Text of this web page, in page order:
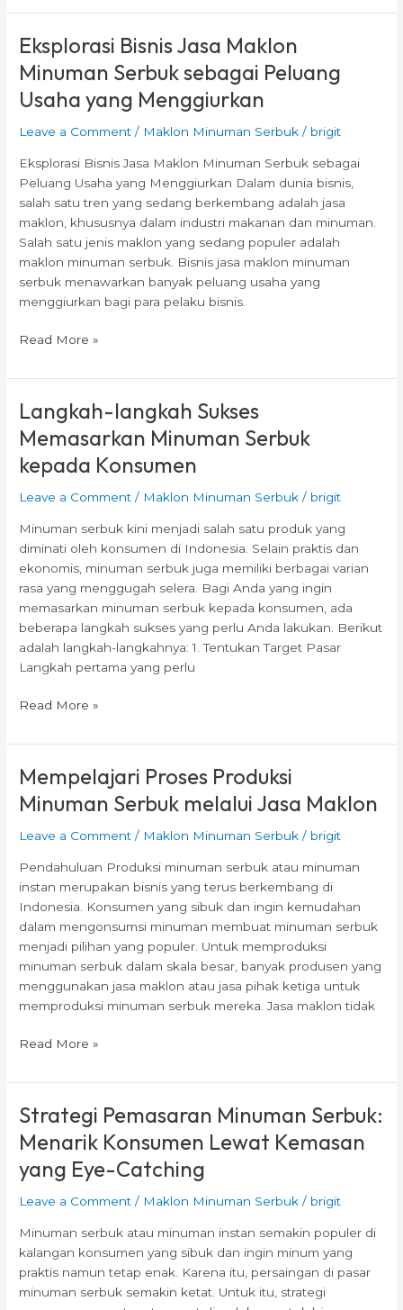
Eksplorasi Bisnis Jasa Maklon
Minuman Serbuk sebagai Peluang
Usaha yang Menggiurkan
Leave a Comment / Maklon Minuman Serbuk / brigit
Eksplorasi Bisnis Jasa Maklon Minuman Serbuk sebagai
Peluang Usaha yang Menggiurkan Dalam dunia bisnis,
salah satu tren yang sedang berkembang adalah jasa
maklon, khususnya dalam industri makanan dan minuman.
Salah satu jenis maklon yang sedang populer adalah
maklon minuman serbuk. Bisnis jasa maklon minuman
serbuk menawarkan banyak peluang usaha yang
menggiurkan bagi para pelaku bisnis.
Eksplorasi
Bisnis
Jasa
Maklon
Serbuk
sebagai
Peluang
Usaha
yang
Menggiurkan
Read More »
Langkah-langkah Sukses
Memasarkan Minuman Serbuk
kepada Konsumen
Leave a Comment / Maklon Minuman Serbuk / brigit
Minuman serbuk kini menjadi salah satu produk yang
diminati oleh konsumen di Indonesia. Selain praktis dan
ekonomis, minuman serbuk juga memiliki berbagai varian
rasa yang menggugah selera. Bagi Anda yang ingin
memasarkan minuman serbuk kepada konsumen, ada
beberapa langkah sukses yang perlu Anda lakukan. Berikut
adalah langkah-langkahnya: 1. Tentukan Target Pasar
Langkah pertama yang perlu
Langkah-
langkah
Sukses
Memasarkan
Serbuk
kepada
Konsumen
Read More »
Mempelajari Proses Produksi
Minuman Serbuk melalui Jasa Maklon
Leave a Comment / Maklon Minuman Serbuk / brigit
Pendahuluan Produksi minuman serbuk atau minuman
instan merupakan bisnis yang terus berkembang di
Indonesia. Konsumen yang sibuk dan ingin kemudahan
dalam mengonsumsi minuman membuat minuman serbuk
menjadi pilihan yang populer. Untuk memproduksi
minuman serbuk dalam skala besar, banyak produsen yang
menggunakan jasa maklon atau jasa pihak ketiga untuk
memproduksi minuman serbuk mereka. Jasa maklon tidak
Mempelajari
Produksi
Minuman
melalui
Jasa
Maklon
Read More »
Strategi Pemasaran Minuman Serbuk:
Menarik Konsumen Lewat Kemasan
yang Eye-Catching
Leave a Comment / Maklon Minuman Serbuk / brigit
Minuman serbuk atau minuman instan semakin populer di
kalangan konsumen yang sibuk dan ingin minum yang
praktis namun tetap enak. Karena itu, persaingan di pasar
minuman serbuk semakin ketat. Untuk itu, strategi
Strategi
Pemasaran
Minuman
Serbuk:
Konsumen
Lewat
Kemasan
yang
Eye-